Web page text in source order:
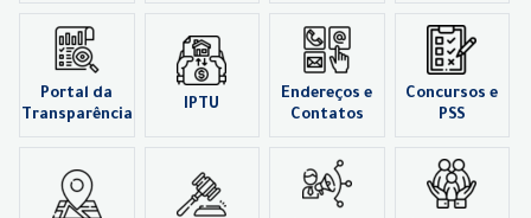
Portal da
Transparência
IPTU
Endereços e
Contatos
Concursos e
PSS